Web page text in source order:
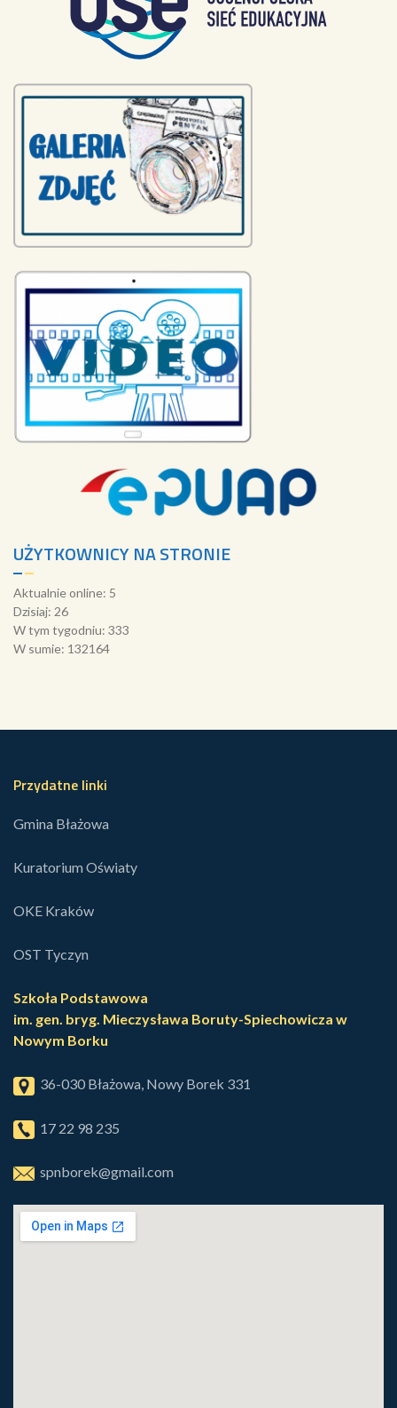
UŻYTKOWNICY NA STRONIE
Aktualnie online: 5
Dzisiaj: 26
W tym tygodniu: 333
W sumie: 132164
Przydatne linki
Gmina Błażowa
Kuratorium Oświaty
OKE Kraków
OST Tyczyn
Szkoła Podstawowa
im. gen. bryg. Mieczysława Boruty-Spiechowicza w
Nowym Borku
36-030 Błażowa, Nowy Borek 331
17 22 98 235
spnborek@gmail.com